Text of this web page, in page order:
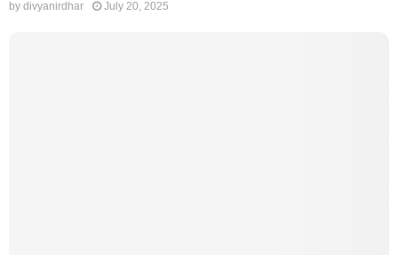
by divyanirdhar July 20, 2025